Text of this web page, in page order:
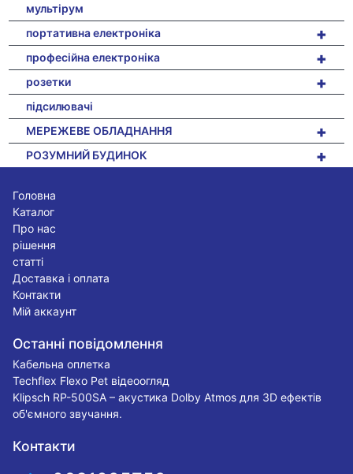
мультірум
+
портативна електроніка
+
професійна електроніка
+
розетки
підсилювачі
+
МЕРЕЖЕВЕ ОБЛАДНАННЯ
+
РОЗУМНИЙ БУДИНОК
Головна
Каталог
Про нас
рішення
статті
Доставка і оплата
Контакти
Мій аккаунт
Останні повідомлення
Кабельна оплетка
Techflex Flexo Pet відеоогляд
Klipsch RP-500SA – акустика Dolby Atmos для 3D ефектів
об'ємного звучання.
Контакти